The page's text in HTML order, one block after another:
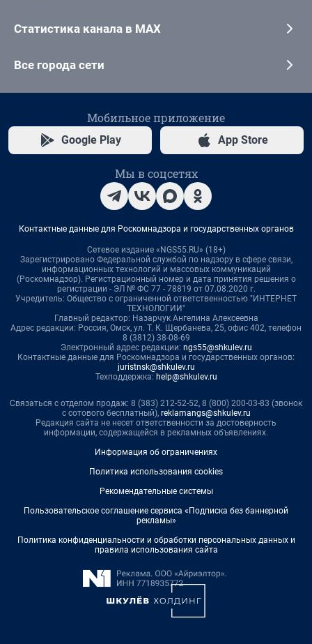
Статистика канала в MAX
Все города сети
Мобильное приложение
Google Play App Store
Мы в соцсетях
Контактные данные для Роскомнадзора и государственных органов
Сетевое издание «NGS55.RU» (18+)
Зарегистрировано Федеральной службой по надзору в сфере связи,
информационных технологий и массовых коммуникаций
(Роскомнадзор). Регистрационный номер и дата принятия решения о
регистрации - ЭЛ № ФС 77 - 78819 от 07.08.2020 г.
Учредитель: Общество с ограниченной ответственностью "ИНТЕРНЕТ
ТЕХНОЛОГИИ"
Главный редактор: Назарчук Ангелина Алексеевна
Адрес редакции: Россия, Омск, ул. Т. К. Щербанева, 25, офис 402, телефон
8 (3812) 38-08-69
Электронный адрес редакции: ngs55@shkulev.ru
Контактные данные для Роскомнадзора и государственных органов:
juristnsk@shkulev.ru
Техподдержка: help@shkulev.ru
Связаться с отделом продаж: 8 (383) 212-52-52, 8 (800) 200-03-83 (звонок
с сотового бесплатный), reklamangs@shkulev.ru
Редакция сайта не несет ответственности за достоверность
информации, содержащейся в рекламных объявлениях.
Информация об ограничениях
Политика использования cookies
Рекомендательные системы
Пользовательское соглашение сервиса «Подписка без баннерной
рекламы»
Политика конфиденциальности и обработки персональных данных и
правила использования сайта